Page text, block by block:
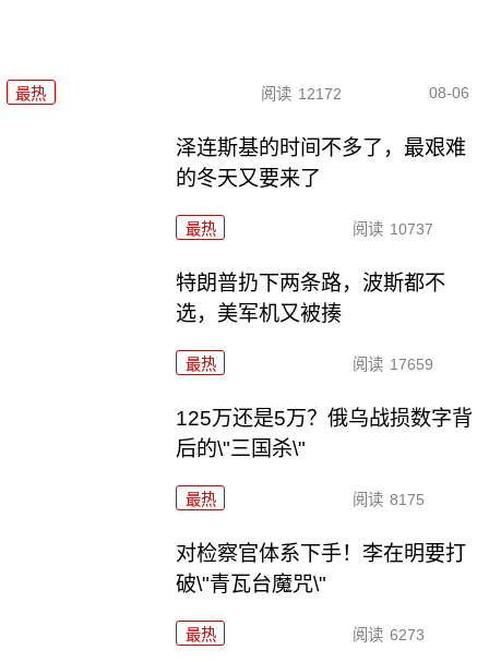
最热 阅读 12172 08-06
泽连斯基的时间不多了，最艰难
的冬天又要来了
最热 阅读 10737
特朗普扔下两条路，波斯都不
选，美军机又被揍
最热 阅读 17659
125万还是5万？俄乌战损数字背
后的\"三国杀\"
最热 阅读 8175
对检察官体系下手！李在明要打
破\"青瓦台魔咒\"
最热 阅读 6273